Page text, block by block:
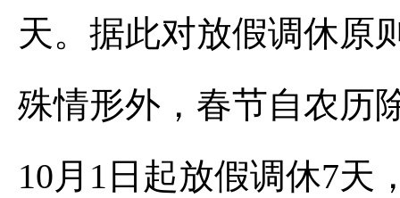
天。据此对放假调休原
殊情形外，春节自农历
10月1日起放假调休7天